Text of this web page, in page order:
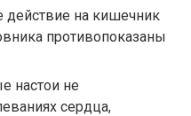
на кишечник
противопоказаны
настои не
сердца,